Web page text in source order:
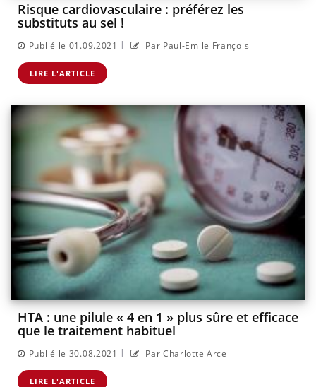
Risque cardiovasculaire : préférez les
substituts au sel !
Publié le 01.09.2021 | Par Paul-Emile François
LIRE L'ARTICLE
HTA : une pilule « 4 en 1 » plus sûre et efficace
que le traitement habituel
Publié le 30.08.2021 | Par Charlotte Arce
LIRE L'ARTICLE